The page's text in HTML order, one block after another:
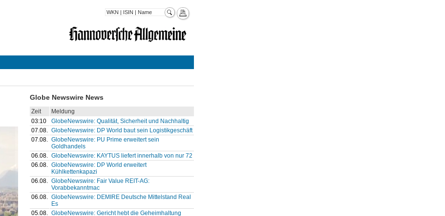
Globe Newswire News
Zeit
Meldung
03:10
GlobeNewswire: Qualität, Sicherheit und Nachhaltig
07.08.
GlobeNewswire: DP World baut sein Logistikgeschäft
07.08.
GlobeNewswire: PU Prime erweitert sein
Goldhandels
06.08.
GlobeNewswire: KAYTUS liefert innerhalb von nur 72
06.08.
GlobeNewswire: DP World erweitert
Kühlkettenkapazi
06.08.
GlobeNewswire: Fair Value REIT-AG:
Vorabbekanntmac
06.08.
GlobeNewswire: DEMIRE Deutsche Mittelstand Real
Es
05.08.
GlobeNewswire: Gericht hebt die Geheimhaltung